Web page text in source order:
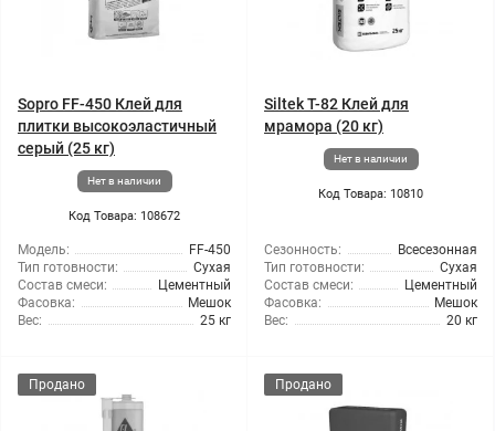
Sopro FF-450 Клей для
плитки высокоэластичный
серый (25 кг)
Нет в наличии
Код Товара: 108672
Модель:
FF-450
Тип готовности:
Сухая
Состав смеси:
Цементный
Фасовка:
Мешок
Вес:
25 кг
Siltek T-82 Клей для
мрамора (20 кг)
Нет в наличии
Код Товара: 10810
Сезонность:
Всесезонная
Тип готовности:
Сухая
Состав смеси:
Цементный
Фасовка:
Мешок
Вес:
20 кг
Продано Продано